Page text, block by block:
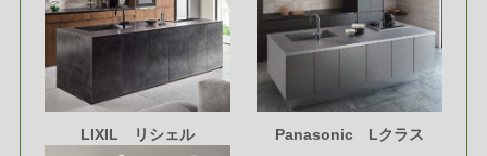
LIXIL リシェル Panasonic Lクラス